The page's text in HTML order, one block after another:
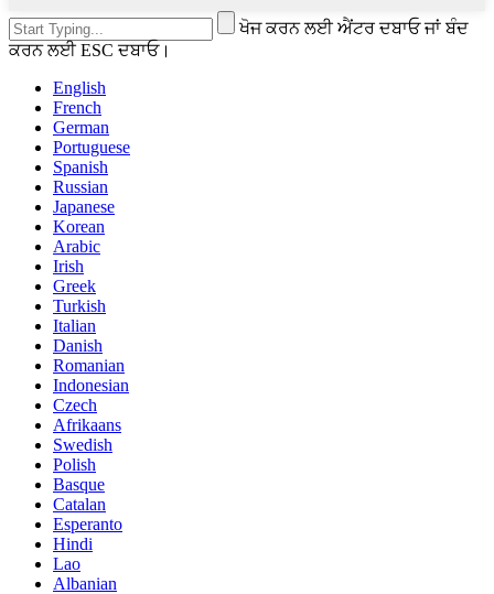
ਖੋਜ ਕਰਨ ਲਈ ਐਂਟਰ ਦਬਾਓ ਜਾਂ ਬੰਦ
ਕਰਨ ਲਈ ESC ਦਬਾਓ।
English
French
German
Portuguese
Spanish
Russian
Japanese
Korean
Arabic
Irish
Greek
Turkish
Italian
Danish
Romanian
Indonesian
Czech
Afrikaans
Swedish
Polish
Basque
Catalan
Esperanto
Hindi
Lao
Albanian